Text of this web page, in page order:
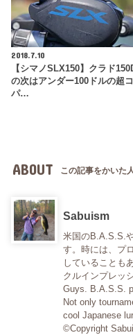
2018.7.10
【シマノSLX150】クラド
の次はアンダー100ドルの超
パ…
ABOUT この記事をかいた
Sabuism
米国のB.A.S.S.
す。時には、プ
していることも
クルインプレッ
Guys. B.A.S.S.
Not only
cool Japanese
©Copyright